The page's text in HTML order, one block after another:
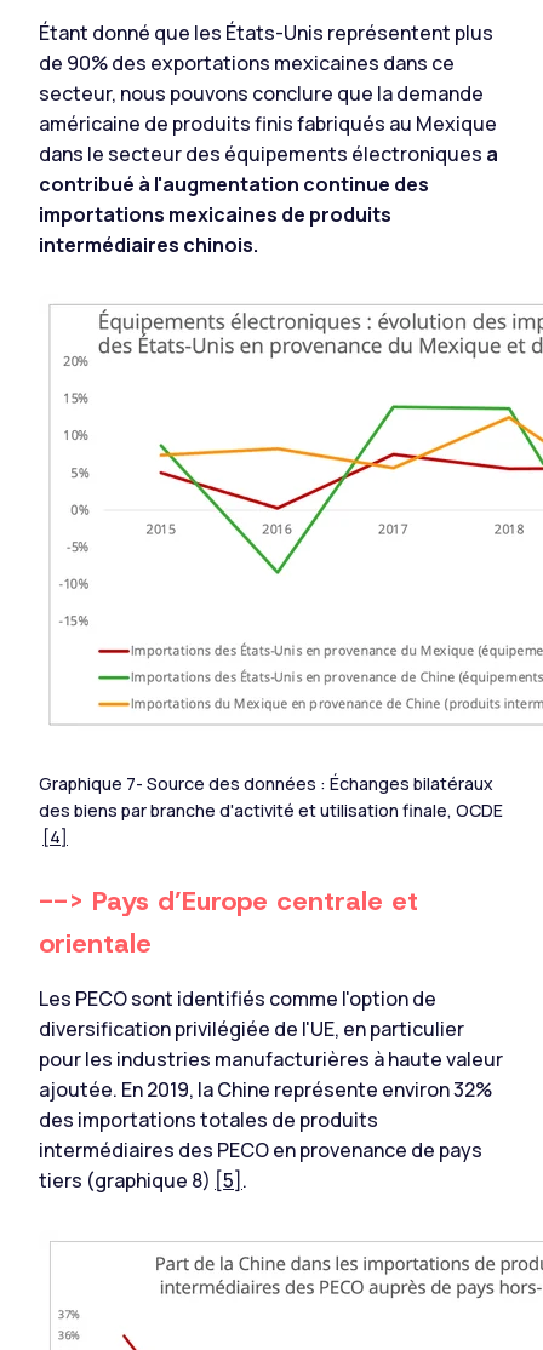
Étant donné que les États-Unis représentent plus
de 90% des exportations mexicaines dans ce
secteur, nous pouvons conclure que la demande
américaine de produits finis fabriqués au Mexique
dans le secteur des équipements électroniques a
contribué à l'augmentation continue des
importations mexicaines de produits
intermédiaires chinois.
Graphique 7- Source des données : Échanges bilatéraux
des biens par branche d'activité et utilisation finale, OCDE
[4]
--> Pays d’Europe centrale et
orientale
Les PECO sont identifiés comme l'option de
diversification privilégiée de l'UE, en particulier
pour les industries manufacturières à haute valeur
ajoutée. En 2019, la Chine représente environ 32%
des importations totales de produits
intermédiaires des PECO en provenance de pays
tiers (graphique 8) [5].